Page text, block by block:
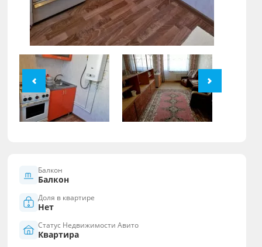
Балкон
Балкон
Доля в квартире
Нет
Статус Недвижимости Авито
Квартира